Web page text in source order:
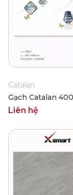
Catalan
Gạch Catalan
Liên hệ